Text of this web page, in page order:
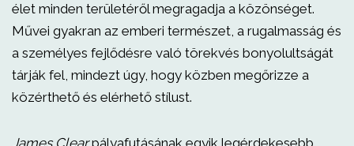
élet minden területéről megragadja a közönséget.
Művei gyakran az emberi természet, a rugalmasság és
a személyes fejlődésre való törekvés bonyolultságát
tárják fel, mindezt úgy, hogy közben megőrizze a
közérthető és elérhető stílust.
James Clearpályafutásának egyik legérdekesebb